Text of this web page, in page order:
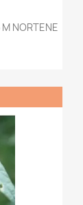
NORTENE